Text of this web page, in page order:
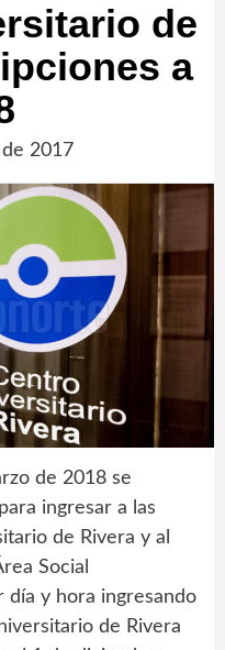
de
a
2017
de 2018 se
ingresar a las
de Rivera y al
Social
día y hora ingresando
de Rivera